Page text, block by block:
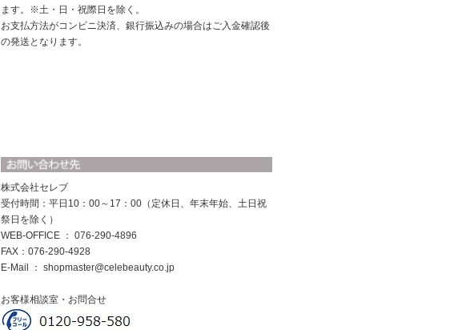
ます。※土・日・祝際日を除く。
お支払方法がコンビニ決済、銀行振込みの場合はご入金確認後
の発送となります。
株式会社セレブ
受付時間：平日10：00～17：00（定休日、年末年始、土日祝
祭日を除く）
WEB-OFFICE ： 076-290-4896
FAX：076-290-4928
E-Mail ： shopmaster@celebeauty.co.jp
お客様相談室・お問合せ